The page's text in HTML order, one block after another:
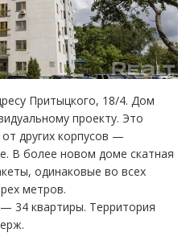
Притыцкого, 18/4. Дом
проекту. Это
других корпусов —
В более новом доме скатная
одинаковые во всех
метров.
34 квартиры. Территория